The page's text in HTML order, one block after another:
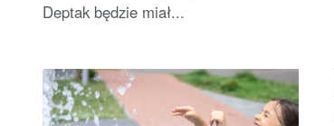
Deptak będzie miał...